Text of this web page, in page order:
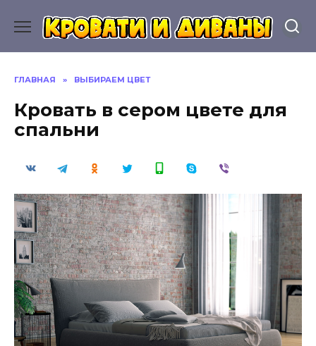
содержанию
ГЛАВНАЯ » ВЫБИРАЕМ ЦВЕТ
Кровать в сером цвете для
спальни